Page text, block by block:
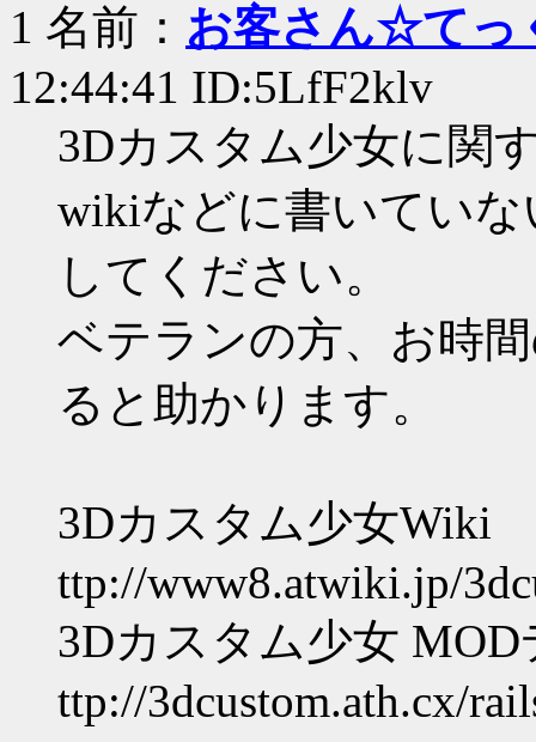
1 名前： お客さん☆てっ
12:44:41 ID:5LfF2klv
3Dカスタム少女に関
wikiなどに書いてい
してください。
ベテランの方、お時
ると助かります。
3Dカスタム少女Wiki
ttp://www8.atwiki.jp/
3Dカスタム少女
ttp://3dcustom.ath.cx/